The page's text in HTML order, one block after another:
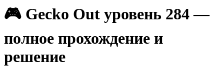
🎮 Gecko Out уровень 284 —
полное прохождение и
решение